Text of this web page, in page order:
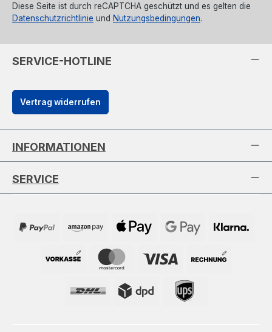
Diese Seite ist durch reCAPTCHA geschützt und es gelten die
Datenschutzrichtlinie und Nutzungsbedingungen.
SERVICE-HOTLINE
Vertrag widerrufen
INFORMATIONEN
SERVICE